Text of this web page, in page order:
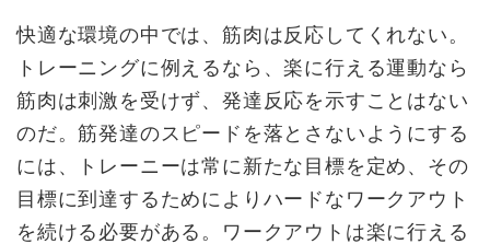
快適な環境の中では、筋肉は反応してくれない。
トレーニングに例えるなら、楽に行える運動なら
筋肉は刺激を受けず、発達反応を示すことはない
のだ。筋発達のスピードを落とさないようにする
には、トレーニーは常に新たな目標を定め、その
目標に到達するためによりハードなワークアウト
を続ける必要がある。ワークアウトは楽に行える